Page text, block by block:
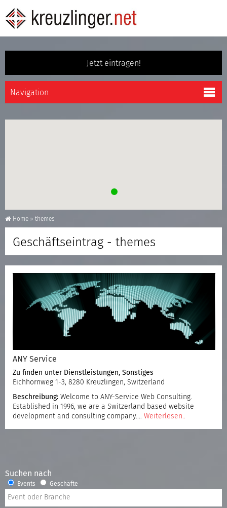
Jetzt eintragen!
Home » themes
Geschäftseintrag - themes
ANY Service
Zu finden unter Dienstleistungen, Sonstiges
Eichhornweg 1-3, 8280 Kreuzlingen, Switzerland
Beschreibung: Welcome to ANY-Service Web Consulting.
Established in 1996, we are a Switzerland based website
development and consulting company.… Weiterlesen..
Suchen nach
Events Geschäfte